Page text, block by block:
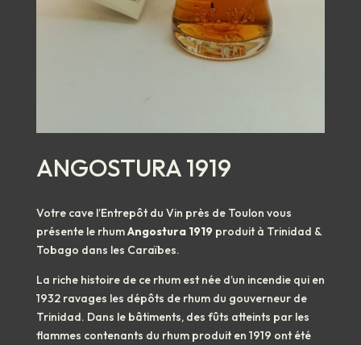
ANGOSTURA 1919
Votre cave l’Entrepôt du Vin près de Toulon vous
présente le rhumAngostura 1919produit à Trinidad &
Tobago dans les Caraïbes.
La riche histoire de ce rhum est née d’un incendie qui en
1932 ravages les dépôts de rhum du gouverneur de
Trinidad. Dans le bâtiments, des fûts atteints par les
flammes contenants du rhum produit en 1919 ont été